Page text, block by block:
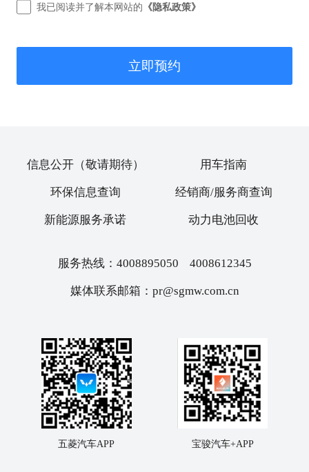
我已阅读并了解本网站的 《隐私政策》
立即预约
信息公开（敬请期待） 用车指南
环保信息查询 经销商/服务商查询
新能源服务承诺 动力电池回收
服务热线：4008895050 4008612345
媒体联系邮箱：pr@sgmw.com.cn
五菱汽车APP 宝骏汽车+APP